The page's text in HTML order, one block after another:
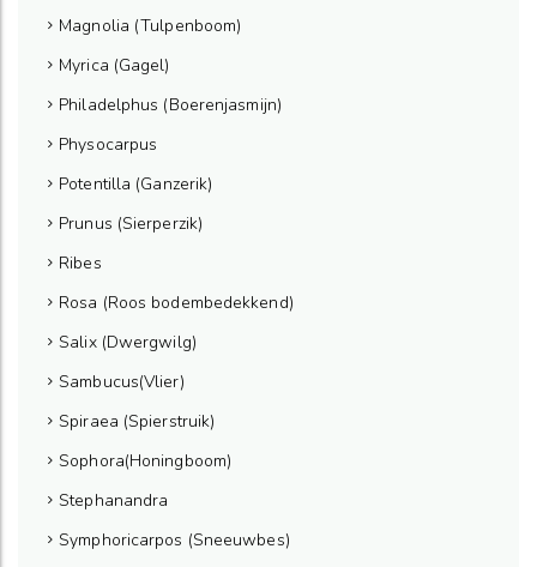
Magnolia (Tulpenboom)
Myrica (Gagel)
Philadelphus (Boerenjasmijn)
Physocarpus
Potentilla (Ganzerik)
Prunus (Sierperzik)
Ribes
Rosa (Roos bodembedekkend)
Salix (Dwergwilg)
Sambucus(Vlier)
Spiraea (Spierstruik)
Sophora(Honingboom)
Stephanandra
Symphoricarpos (Sneeuwbes)